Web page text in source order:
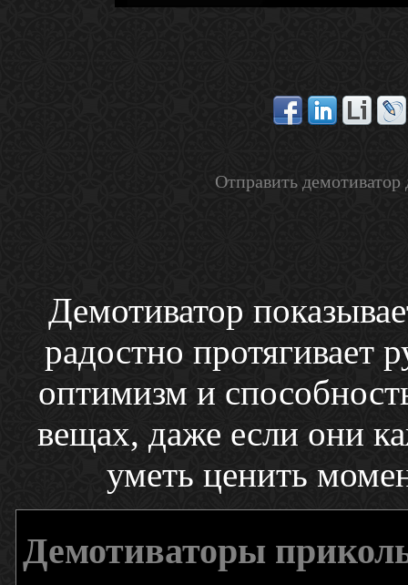
Отправить
Демотиватор
радостно протягивает
оптимизм и
вещах, даже если они
уметь ценить
Демотиваторы